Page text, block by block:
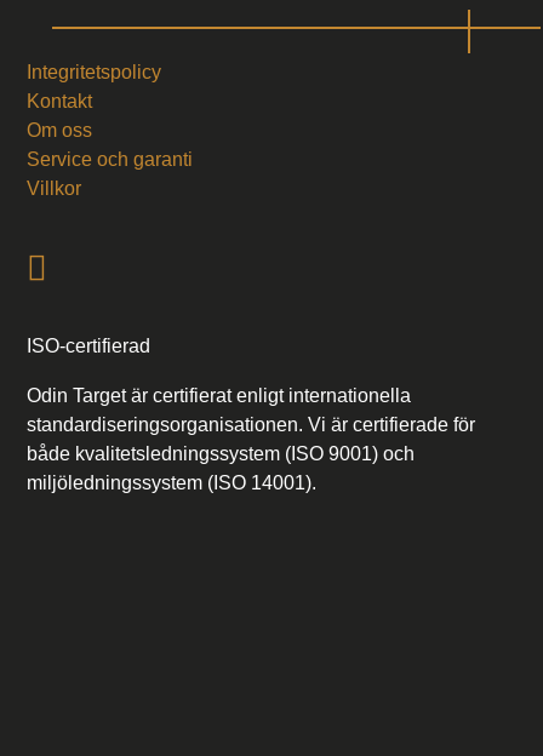
Integritetspolicy
Kontakt
Om oss
Service och garanti
Villkor
ISO-certifierad
Odin Target är certifierat enligt internationella
standardiseringsorganisationen. Vi är certifierade för
både kvalitetsledningssystem (ISO 9001) och
miljöledningssystem (ISO 14001).